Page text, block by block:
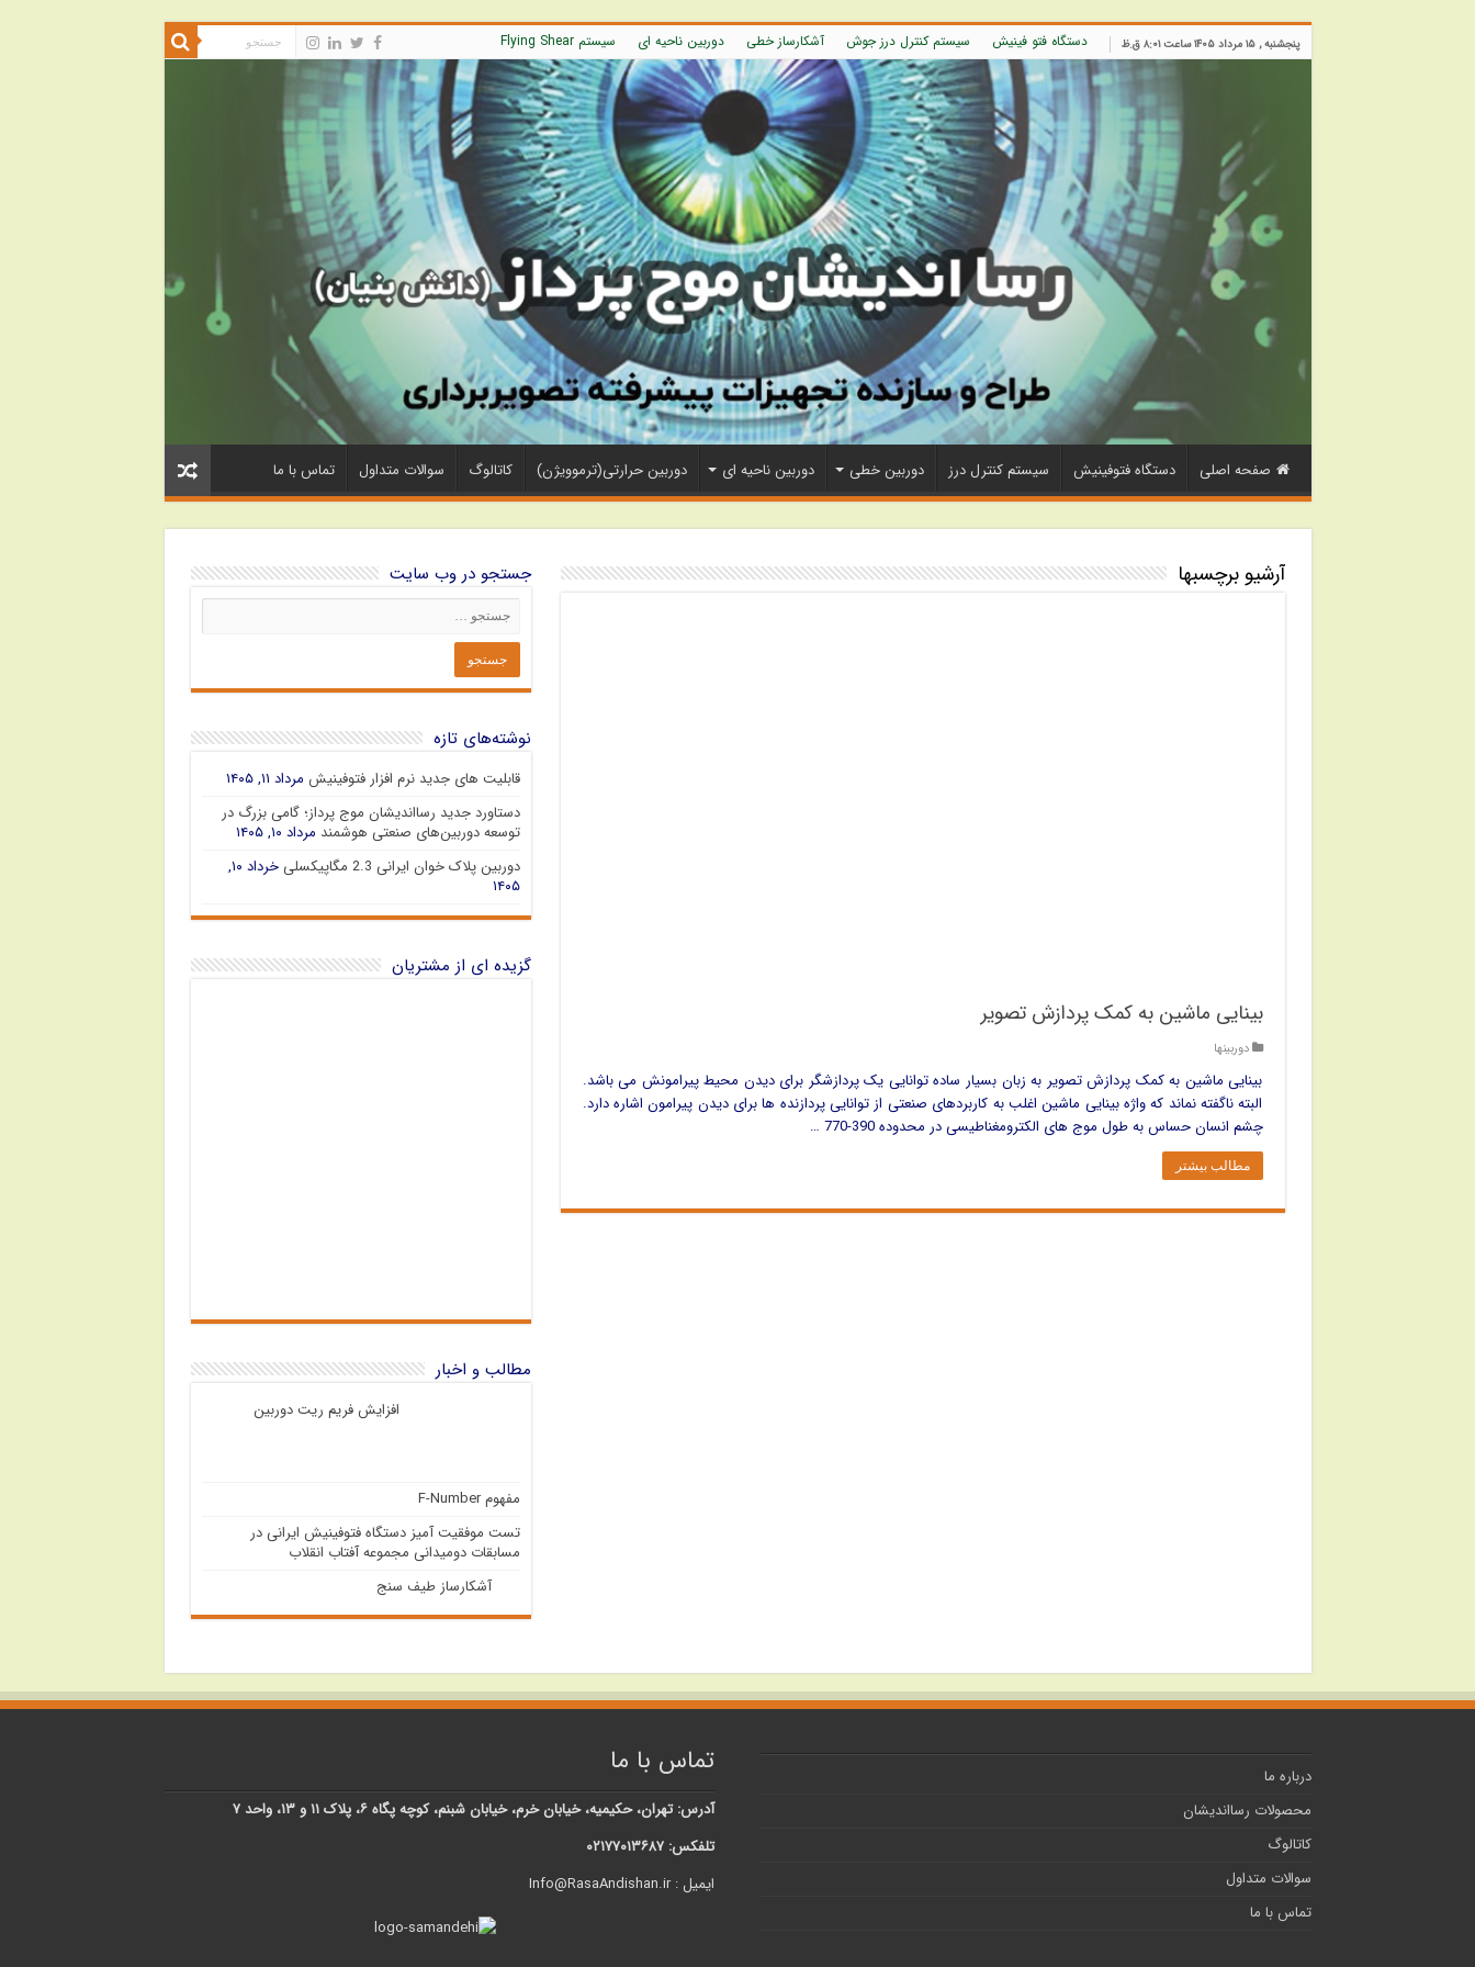
پنجشنبه , ۱۵ مرداد ۱۴۰۵ ساعت ۸:۰۱ ق.ظ دستگاه فتو فینیش سیستم کنترل درز جوش آشکارساز خطی دوربین ناحیه ای سیستم Flying Shear
صفحه اصلی دستگاه فتوفینیش سیستم کنترل درز دوربین خطی دوربین ناحیه ای دوربین حرارتی(ترموویژن) کاتالوگ سوالات متداول تماس با ما
آرشیو برچسبها
بینایی ماشین به کمک پردازش تصویر
دوربینها
بینایی ماشین به کمک پردازش تصویر به زبان بسیار ساده توانایی یک پردازشگر برای دیدن محیط پیرامونش می باشد.
البته ناگفته نماند که واژه بینایی ماشین اغلب به کاربردهای صنعتی از توانایی پردازنده ها برای دیدن پیرامون اشاره دارد.
چشم انسان حساس به طول موج های الکترومغناطیسی در محدوده 390-770 …
مطالب بیشتر
جستجو در وب سایت
نوشته‌های تازه
قابلیت های جدید نرم افزار فتوفینیش مرداد ۱۱, ۱۴۰۵
دستاورد جدید رسااندیشان موج پرداز؛ گامی بزرگ در
توسعه دوربین‌های صنعتی هوشمند مرداد ۱۰, ۱۴۰۵
دوربین پلاک خوان ایرانی 2.3 مگاپیکسلی
خرداد ۱۰,
۱۴۰۵
گزیده ای از مشتریان
مطالب و اخبار
افزایش فریم ریت دوربین
مفهوم F-Number
تست موفقیت آمیز دستگاه فتوفینیش ایرانی در
مسابقات دومیدانی مجموعه آفتاب انقلاب
آشکارساز طیف سنج
درباره ما
محصولات رسااندیشان
کاتالوگ
سوالات متداول
تماس با ما
تماس با ما
آدرس: تهران، حکیمیه، خیابان خرم، خیابان شبنم، کوچه پگاه ۶، پلاک ۱۱ و ۱۳، واحد ۷
تلفکس: ۰۲۱۷۷۰۱۳۶۸۷
ایمیل : Info@RasaAndishan.ir